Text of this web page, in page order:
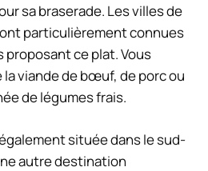
sa braserade. Les villes de
particulièrement connues
ce plat. Vous
viande de bœuf, de porc ou
de légumes frais.
située dans le sud-
autre destination